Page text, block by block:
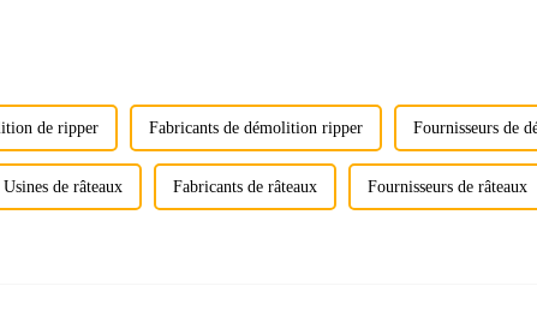
de ripper Fabricants de démolition ripper Fournisseurs de
Usines de râteaux Fabricants de râteaux Fournisseurs de râteaux